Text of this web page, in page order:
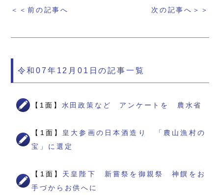
＜＜前の記事へ 次の記事へ＞＞
令和07年12月01日の記事一覧
【1面】 水田政策など アンケートを 農水省
【1面】 皇大参画の日本酒造り 「農山漁村の
宝」に選定
【1面】 天皇陛下 新嘗祭を御親祭 神饌をお
手づからお供へに